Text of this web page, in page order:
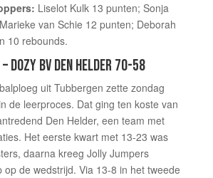
Liselot Kulk 13 punten; Sonja
van Schie 12 punten; Deborah
10 rebounds.
– DOZY BV DEN HELDER 70-58
uit Tubbergen zette zondag
de leerproces. Dat ging ten koste van
Den Helder, een team met
Het eerste kwart met 13-23 was
daarna kreeg Jolly Jumpers
op de wedstrijd. Via 13-8 in het tweede